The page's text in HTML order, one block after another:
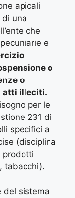
apicali
di una
che
e
o
o
atti illeciti.
per le
231 di
specifici a
(disciplina
prodotti
tabacchi).
del sistema